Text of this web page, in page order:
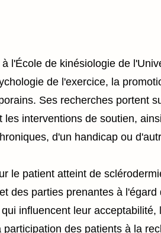
l'École de kinésiologie de
de l'exercice, la
Ses recherches portent
interventions de soutien,
d'un handicap ou
le patient atteint de
des parties prenantes à
influencent leur
des patients à la